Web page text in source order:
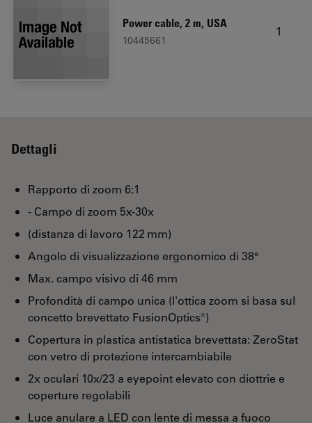
Power cable, 2 m, USA
10445661
1
Dettagli
Rapporto di zoom 6:1
- Campo di zoom 5x-30x
(distanza di lavoro 122 mm)
Angolo di visualizzazione ergonomico di 38°
Max. campo visivo di 46 mm
Profondità di campo unica (l'ottica zoom si basa sul
concetto brevettato FusionOptics®)
Copertura in plastica antistatica brevettata: ZeroStat
con vetro di protezione intercambiabile
2x oculari 10x/23 a eyepoint elevato con diottrie e
coperture regolabili
Luce anulare a LED con lente di messa a fuoco